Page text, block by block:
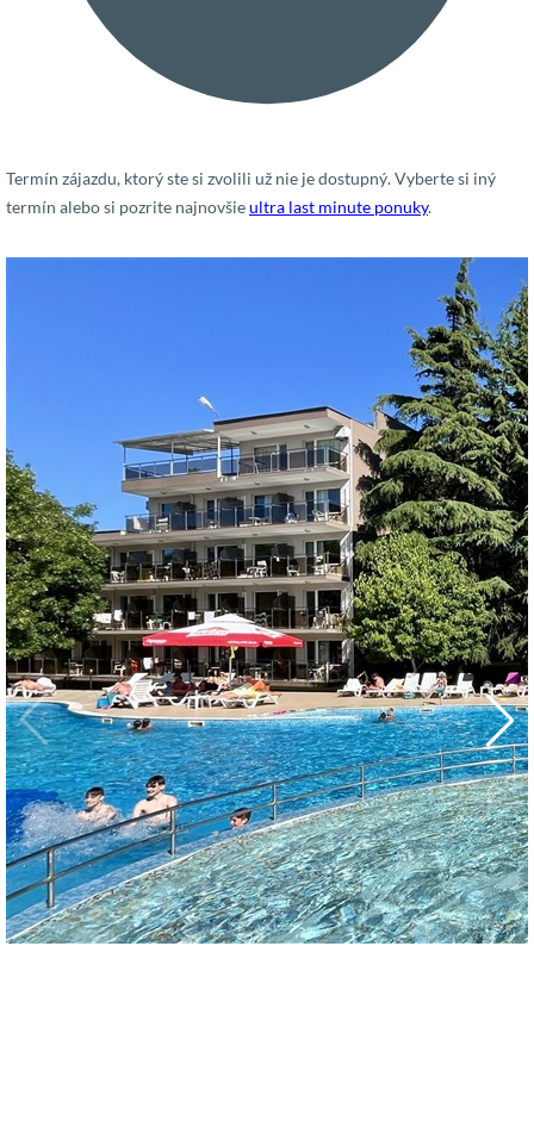
Termín zájazdu, ktorý ste si zvolili už nie je dostupný. Vyberte si iný
termín alebo si pozrite najnovšieultra last minute ponuky.